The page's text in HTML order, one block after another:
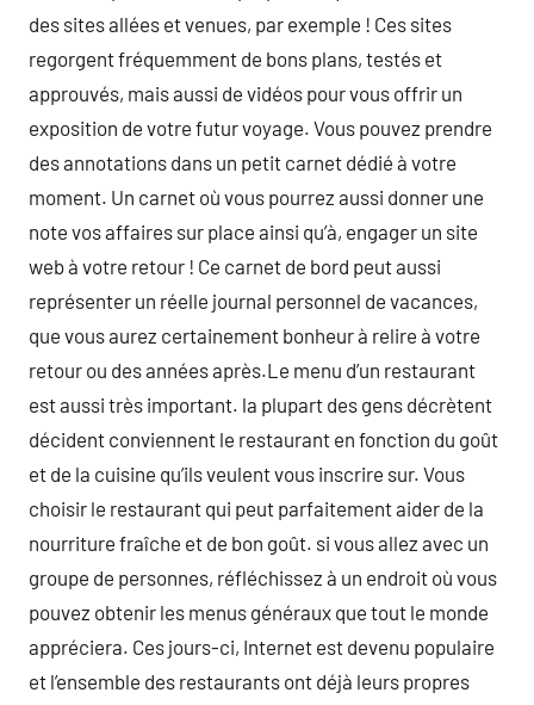
des sites allées et venues, par exemple ! Ces sites
regorgent fréquemment de bons plans, testés et
approuvés, mais aussi de vidéos pour vous offrir un
exposition de votre futur voyage. Vous pouvez prendre
des annotations dans un petit carnet dédié à votre
moment. Un carnet où vous pourrez aussi donner une
note vos affaires sur place ainsi qu’à, engager un site
web à votre retour ! Ce carnet de bord peut aussi
représenter un réelle journal personnel de vacances,
que vous aurez certainement bonheur à relire à votre
retour ou des années après.Le menu d’un restaurant
est aussi très important. la plupart des gens décrètent
décident conviennent le restaurant en fonction du goût
et de la cuisine qu’ils veulent vous inscrire sur. Vous
choisir le restaurant qui peut parfaitement aider de la
nourriture fraîche et de bon goût. si vous allez avec un
groupe de personnes, réfléchissez à un endroit où vous
pouvez obtenir les menus généraux que tout le monde
appréciera. Ces jours-ci, Internet est devenu populaire
et l’ensemble des restaurants ont déjà leurs propres